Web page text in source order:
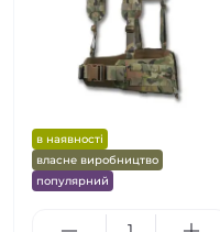
в наявності
власне виробництво
популярний